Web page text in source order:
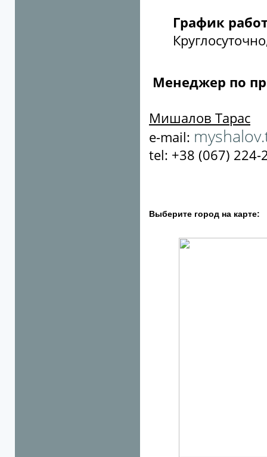
График
Менеджер по
Мишалов Тарас
e-mail:
tel: +38 (067) 224-
Выберите город на карте: